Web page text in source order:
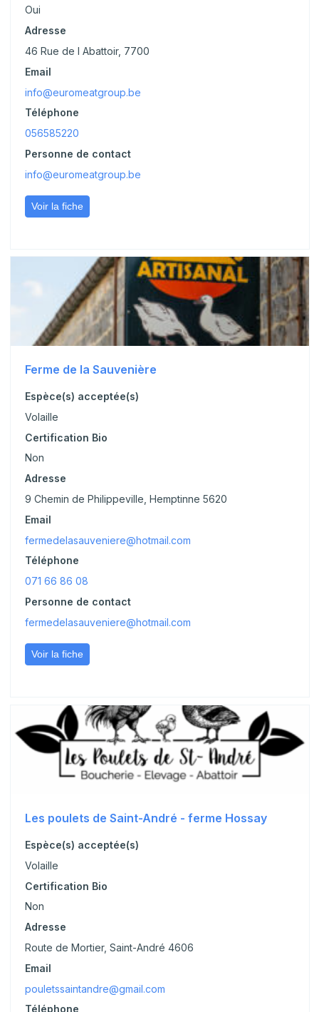
Oui
Adresse
46 Rue de l Abattoir, 7700
Email
info@euromeatgroup.be
Téléphone
056585220
Personne de contact
info@euromeatgroup.be
Voir la fiche
Ferme de la Sauvenière
Espèce(s) acceptée(s)
Volaille
Certification Bio
Non
Adresse
9 Chemin de Philippeville, Hemptinne 5620
Email
fermedelasauveniere@hotmail.com
Téléphone
071 66 86 08
Personne de contact
fermedelasauveniere@hotmail.com
Voir la fiche
Les poulets de Saint-André - ferme Hossay
Espèce(s) acceptée(s)
Volaille
Certification Bio
Non
Adresse
Route de Mortier, Saint-André 4606
Email
pouletssaintandre@gmail.com
Téléphone